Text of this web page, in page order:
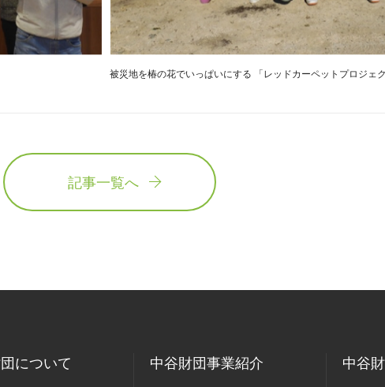
被災地を椿の花でいっぱいにする 「レッドカーペットプロジェ
記事一覧へ
について 中谷財団事業紹介 中谷